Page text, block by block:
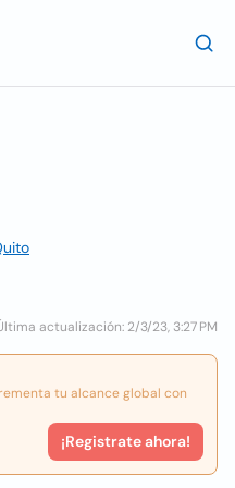
actualización: 2/3/23, 3:27 PM
tu alcance global con
¡Registrate ahora!